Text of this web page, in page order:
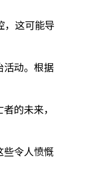
，这可能导
动。根据
的未来，
令人愤慨